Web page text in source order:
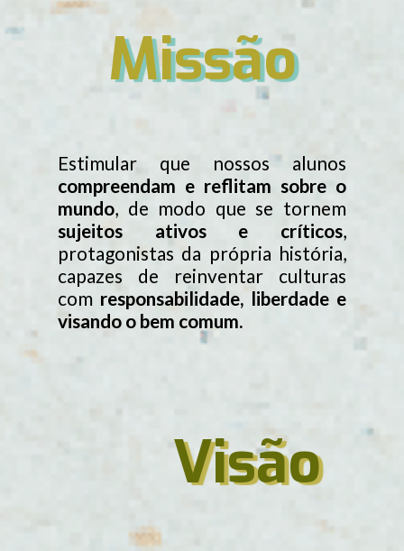
Missão
Estimular que nossos alunos
compreendam e reflitam sobre o
mundo, de modo que se tornem
sujeitos ativos e críticos,
protagonistas da própria história,
capazes de reinventar culturas
com responsabilidade, liberdade e
visando o bem comum.
Visão